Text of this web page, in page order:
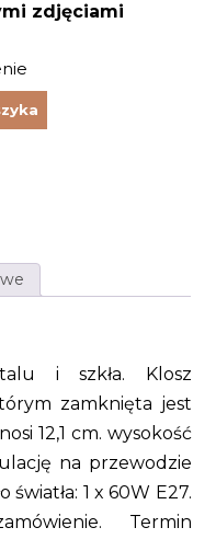
zdjęciami
i szkła. Klosz
zamknięta jest
12,1 cm. wysokość
na przewodzie
światła: 1 x 60W E27.
Termin